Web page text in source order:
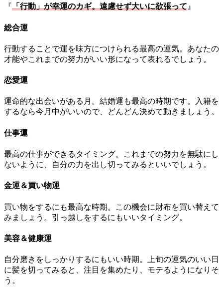
『「行動」が幸運のカギ。遠慮せず大いに欲張って』
総合運
行動することで運を味方につけられる最高の運気。あなたの
才能やこれまでの努力がいい形になって表れるでしょう。
恋愛運
運命的な出会いがある月。結婚運も最高の時期です。入籍を
するなら今月中がいいので、どんどん決めて動きましょう。
仕事運
最高の仕事ができるタイミング。これまでの努力を無駄にし
ないように、自分の力を出し切ってみるといいでしょう。
金運＆買い物運
買い物をするにも最高な時期。この機会に財布を買い替えて
みましょう。引っ越しをするにもいいタイミング。
美容＆健康運
自分磨きをしっかりするにもいい時期。上旬の運気のいい日
に髪を切ってみると、注目を集めたり、モテるようになりそ
う。